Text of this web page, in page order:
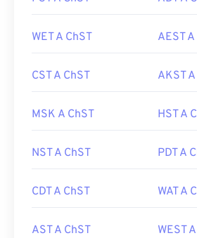
WET A ChST AEST
CST A ChST AKST
MSK A ChST HST A
NST A ChST PDT A
CDT A ChST WAT A
AST A ChST WEST